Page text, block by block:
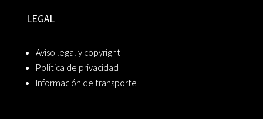
LEGAL
Aviso legal y copyright
Política de privacidad
Información de transporte